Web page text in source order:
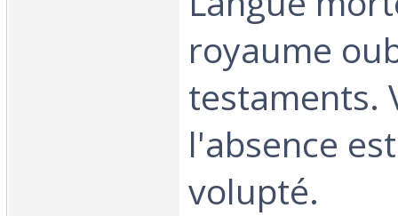
royaume
testaments.
l'absence
volupté.‎